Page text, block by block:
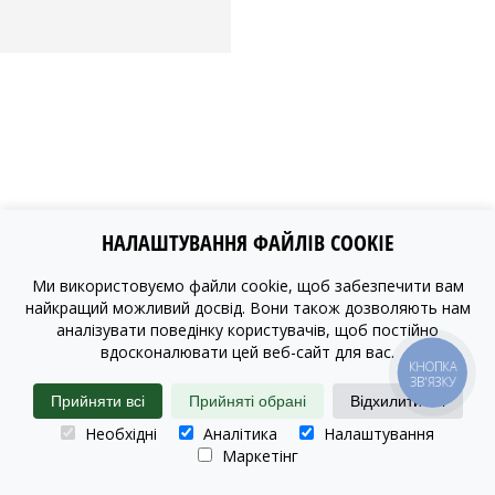
НАЛАШТУВАННЯ ФАЙЛІВ COOKIE
Ми використовуємо файли cookie, щоб забезпечити вам
найкращий можливий досвід. Вони також дозволяють нам
аналізувати поведінку користувачів, щоб постійно
вдосконалювати цей веб-сайт для вас.
Прийняти всі Прийняті обрані Відхилити всі
Необхідні Аналітика
Налаштування
Маркетінг
КНОПКА
ЗВ'ЯЗКУ